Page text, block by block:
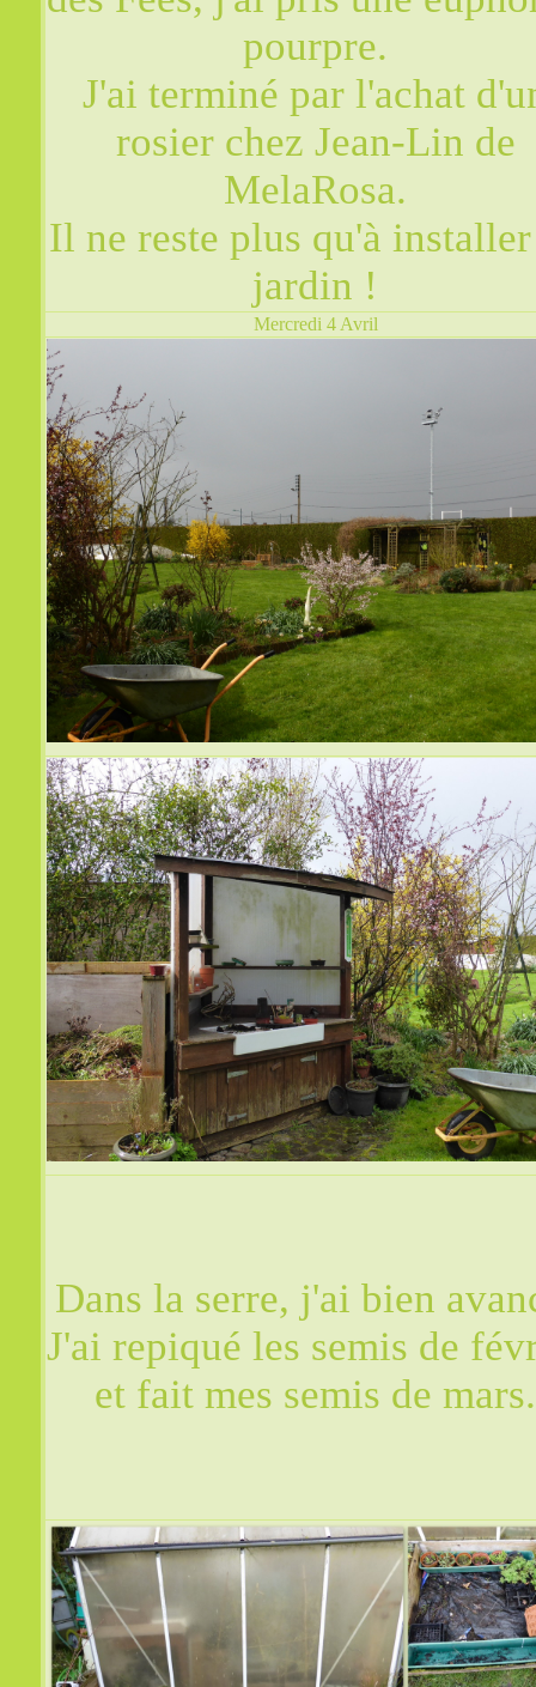
pourpre.
J'ai terminé par l'achat
rosier chez Jean-Lin de
MelaRosa.
Il ne reste plus qu'à
jardin !
Mercredi 4 Avril
Dans la serre, j'ai bien
J'ai repiqué les semis de
et fait mes semis de mars.